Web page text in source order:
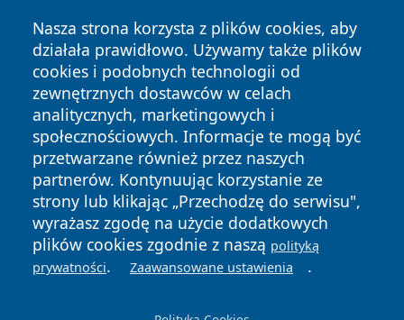
Nasza strona korzysta z plików cookies, aby
działała prawidłowo. Używamy także plików
cookies i podobnych technologii od
zewnętrznych dostawców w celach
analitycznych, marketingowych i
społecznościowych. Informacje te mogą być
przetwarzane również przez naszych
partnerów. Kontynuując korzystanie ze
strony lub klikając „Przechodzę do serwisu",
wyrażasz zgodę na użycie dodatkowych
plików cookies zgodnie z naszą polityką
prywatności. Zaawansowane ustawienia .
Copyright © 2026 nowinypilskie.pl Wszystkie prawa
zastrzeżone.
News Autorzy
Polityka
Prywatności
Polityka
Cookies